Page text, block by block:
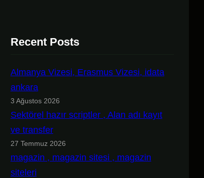
Recent Posts
Almanya Vizesi, Erasmus Vizesi, idata
ankara
3 Ağustos 2026
Sektörel hazır scriptler , Alan adı kayıt
ve transfer
27 Temmuz 2026
magazin , magazin sitesi , magazin
siteleri